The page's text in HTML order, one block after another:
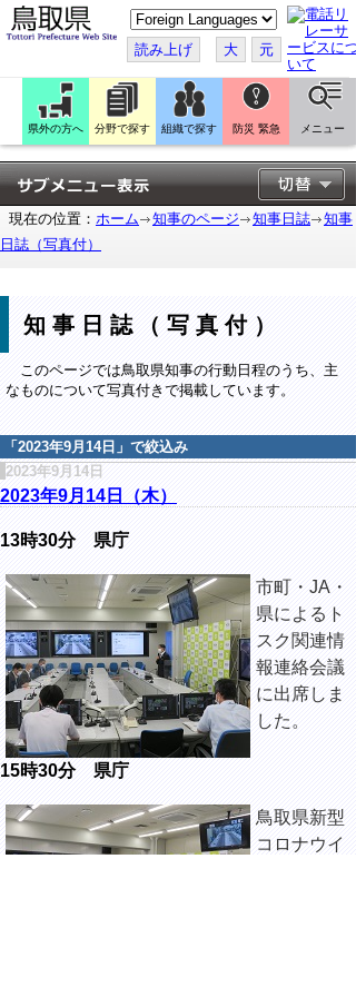
こ
の
ペ
ー
ジ
翻
訳
す
る
読み上げ 大 元
県外の方へ 分野で探す 組織で探す 防災 緊急 メニュー
現在の位置： ホーム 知事のページ 知事日誌
知事
日誌（写真付）
知事日誌（写真付）
このページでは鳥取県知事の行動日程のうち、主
なものについて写真付きで掲載しています。
「 2023年9月14日 」で絞込み
2023年9月14日
2023年9月14日（木）
13時30分 県庁
市町・JA・
県によるト
スク関連情
報連絡会議
に出席しま
した。
15時30分 県庁
鳥取県新型
コロナウイ